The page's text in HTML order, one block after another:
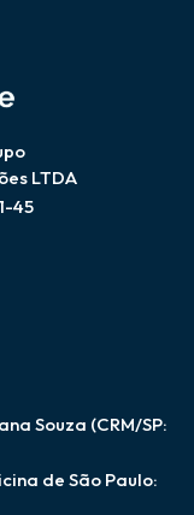
LTDA
45
Souza (CRM/SP:
de São Paulo: